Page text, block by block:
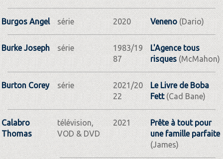
Burgos Angel série 2020 Veneno(Dario)
Burke Joseph série
1983/19
87
L'Agence tous
risques(McMahon)
Burton Corey série
2021/20
22
Le Livre de Boba
Fett(Cad Bane)
Calabro
Thomas
télévision,
VOD & DVD
2021
Prête à tout pour
une famille parfaite
(James)